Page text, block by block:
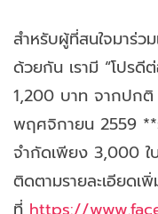
สำหรับผู้ที่สนใจมาร่ว
ด้วยกัน เรามี “โปรดีต่
1,200 บาท จากปกติ
พฤศจิกายน 2559 **
จำกัดเพียง 3,000
ติดตามรายละเอียดเ